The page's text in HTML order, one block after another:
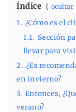
Índice ocultar
1. ¿Cómo es el
1.1. Sección
llevar para
2. ¿Es
en invierno?
3. Entonces,
verano?